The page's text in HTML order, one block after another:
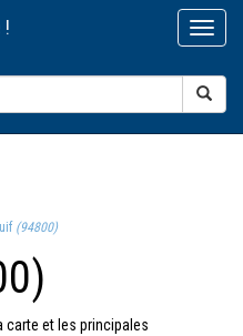
!
(94800)
carte et les principales